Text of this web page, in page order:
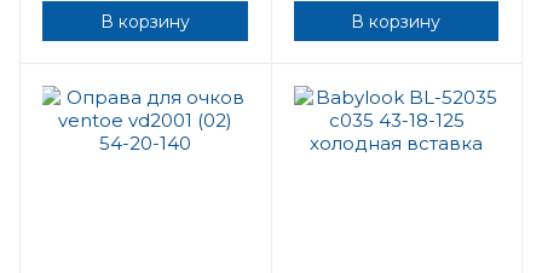
В корзину В корзину